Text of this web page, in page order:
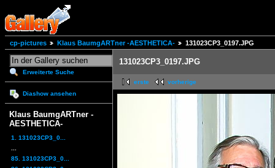
cp-pictures Klaus BaumgARTner -AESTHETICA- 131023CP3_0197.JPG
Erweiterte Suche
Diashow ansehen
Klaus BaumgARTner -
AESTHETICA-
1. 131023CP3_0...
85. 131023CP3_0...
131023CP3_0197.JPG
erste vorherige